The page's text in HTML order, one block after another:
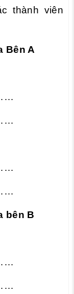
thành viên
Bên A
bên B